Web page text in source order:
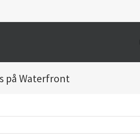
på Waterfront